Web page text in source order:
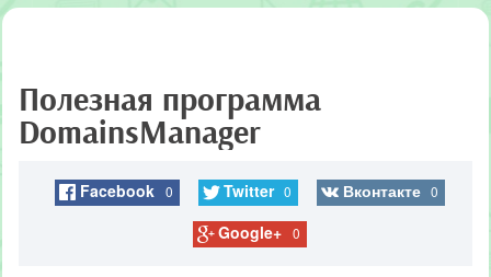
Полезная программа
DomainsManager
Facebook 0 Twitter 0 Вконтакте 0
Google+ 0